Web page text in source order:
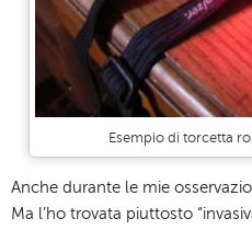
Esempio di torcetta
Anche durante le mie
Ma l’ho trovata piuttosto